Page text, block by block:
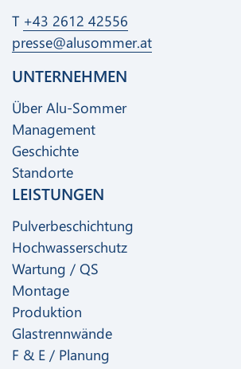
T +43 2612 42556
presse@alusommer.at
UNTERNEHMEN
Über Alu-Sommer
Management
Geschichte
Standorte
LEISTUNGEN
Pulverbeschichtung
Hochwasserschutz
Wartung / QS
Montage
Produktion
Glastrennwände
F & E / Planung